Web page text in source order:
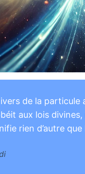
de la
aux lois
rien d’autre